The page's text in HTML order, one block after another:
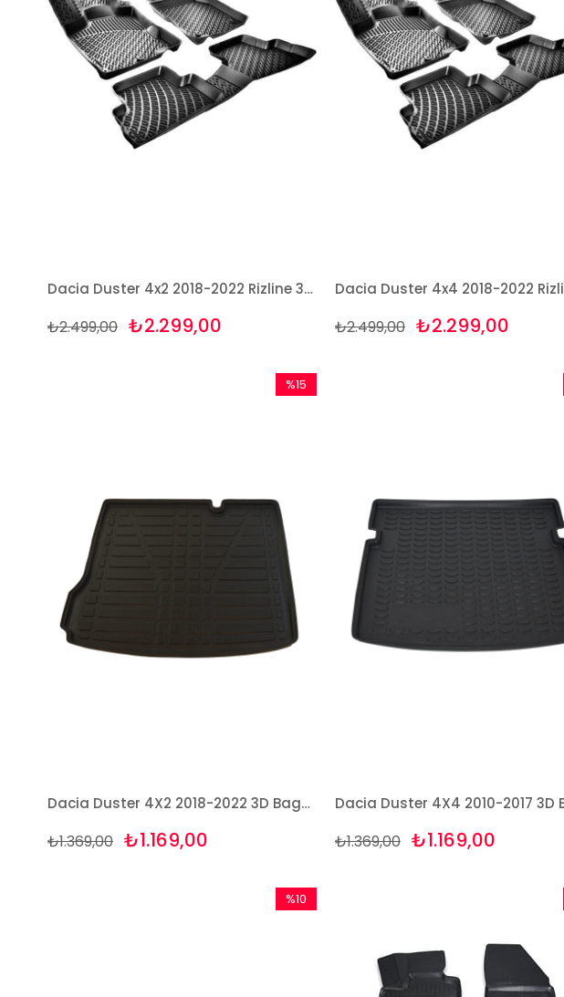
Dacia Duster 4x2 2018-2022 Rizline 3D Havuzlu Paspas
₺2.299,00
₺2.499,00 ₺2.299,00
₺2.499,00
Dacia Duster 4X2 2018-2022 3D Bagaj Havuzu Bizymo
₺1.169,00
₺1.369,00
%15
₺1.169,00
₺1.369,00
%10